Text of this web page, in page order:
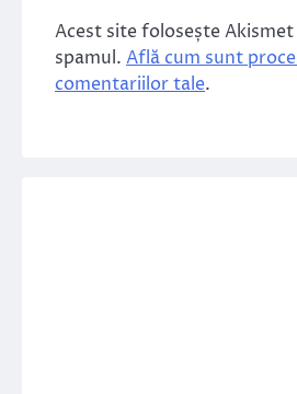
Acest site folosește
spamul. Află cum sunt
comentariilor tale.